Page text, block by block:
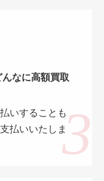
なに高額買取
いすることも
払いいたしま